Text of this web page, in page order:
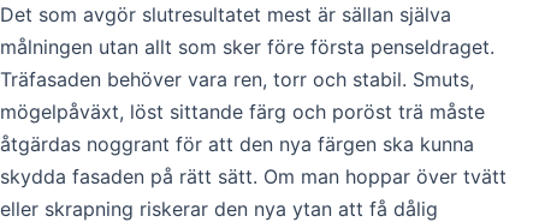
Det som avgör slutresultatet mest är sällan själva
målningen utan allt som sker före första penseldraget.
Träfasaden behöver vara ren, torr och stabil. Smuts,
mögelpåväxt, löst sittande färg och poröst trä måste
åtgärdas noggrant för att den nya färgen ska kunna
skydda fasaden på rätt sätt. Om man hoppar över tvätt
eller skrapning riskerar den nya ytan att få dålig